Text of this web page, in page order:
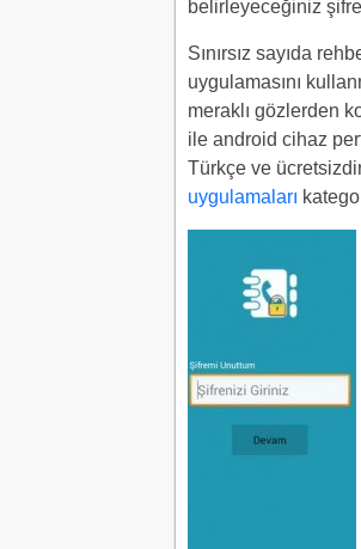
belirleyeceğiniz
Sınırsız sayıda
uygulamasını
meraklı gözlerden
ile android cihaz
Türkçe ve
uygulamaları